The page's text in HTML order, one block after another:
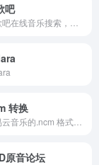
吧
转换
原音论坛